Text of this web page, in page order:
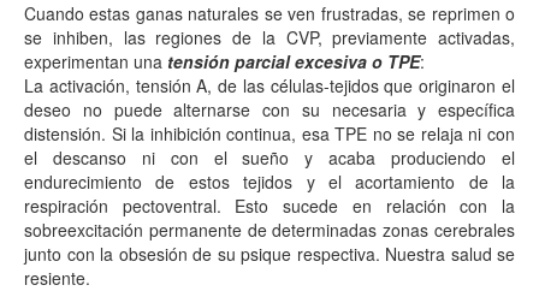
Cuando estas ganas naturales se ven frustradas, se reprimen o
se inhiben, las regiones de la CVP, previamente activadas,
experimentan una tensión parcial excesiva o TPE:
La activación, tensión A, de las células-tejidos que originaron el
deseo no puede alternarse con su necesaria y específica
distensión. Si la inhibición continua, esa TPE no se relaja ni con
el descanso ni con el sueño y acaba produciendo el
endurecimiento de estos tejidos y el acortamiento de la
respiración pectoventral. Esto sucede en relación con la
sobreexcitación permanente de determinadas zonas cerebrales
junto con la obsesión de su psique respectiva. Nuestra salud se
resiente.